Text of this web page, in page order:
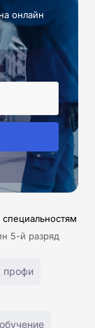
онлайн
с
5-й разряд
профи